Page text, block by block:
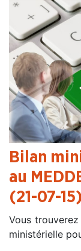
Bilan
au
(21-07-15)
Vous
ministérielle